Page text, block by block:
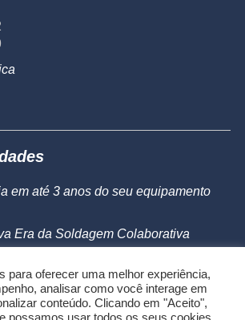
em até 3 anos do seu equipamento
Era da Soldagem Colaborativa
para oferecer uma melhor experiência,
analisar como você interage em
conteúdo. Clicando em "Aceito",